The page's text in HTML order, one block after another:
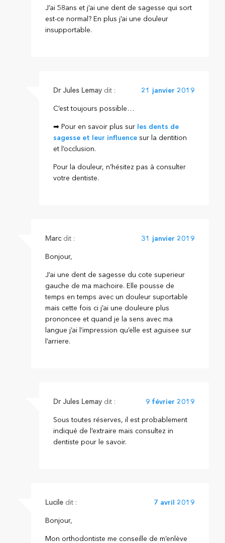
J’ai 58ans et j’ai une dent de sagesse qui sort
est-ce normal? En plus j’ai une douleur
insupportable.
Dr Jules Lemay dit : 21 janvier 2019
C’est toujours possible…
➡ Pour en savoir plus sur
les dents de
sagesse et leur influencesur la dentition
et l’occlusion.
Pour la douleur, n’hésitez pas à consulter
votre dentiste.
Marc dit : 31 janvier 2019
Bonjour,
J’ai une dent de sagesse du cote superieur
gauche de ma machoire. Elle pousse de
temps en temps avec un douleur suportable
mais cette fois ci j’ai une douleure plus
prononcee et quand je la sens avec ma
langue j’ai l’impression qu’elle est aguisee sur
l’arriere.
Dr Jules Lemay dit : 9 février 2019
Sous toutes réserves, il est probablement
indiqué de l’extraire mais consultez in
dentiste pour le savoir.
Lucile dit : 7 avril 2019
Bonjour,
Mon orthodontiste me conseille de m’enlève